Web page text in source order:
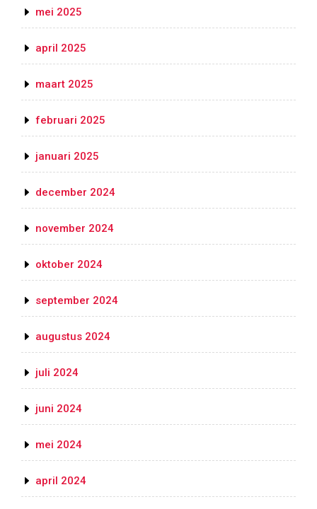
mei 2025
april 2025
maart 2025
februari 2025
januari 2025
december 2024
november 2024
oktober 2024
september 2024
augustus 2024
juli 2024
juni 2024
mei 2024
april 2024